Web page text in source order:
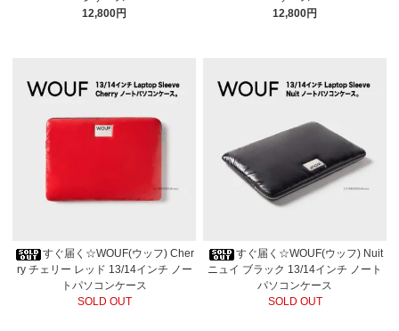
12,800円
12,800円
すぐ届く☆WOUF(ウッフ) Cher
ry チェリー レッド 13/14インチ ノー
トパソコンケース
SOLD OUT
すぐ届く☆WOUF(ウッフ) Nuit
ニュイ ブラック 13/14インチ ノート
パソコンケース
SOLD OUT